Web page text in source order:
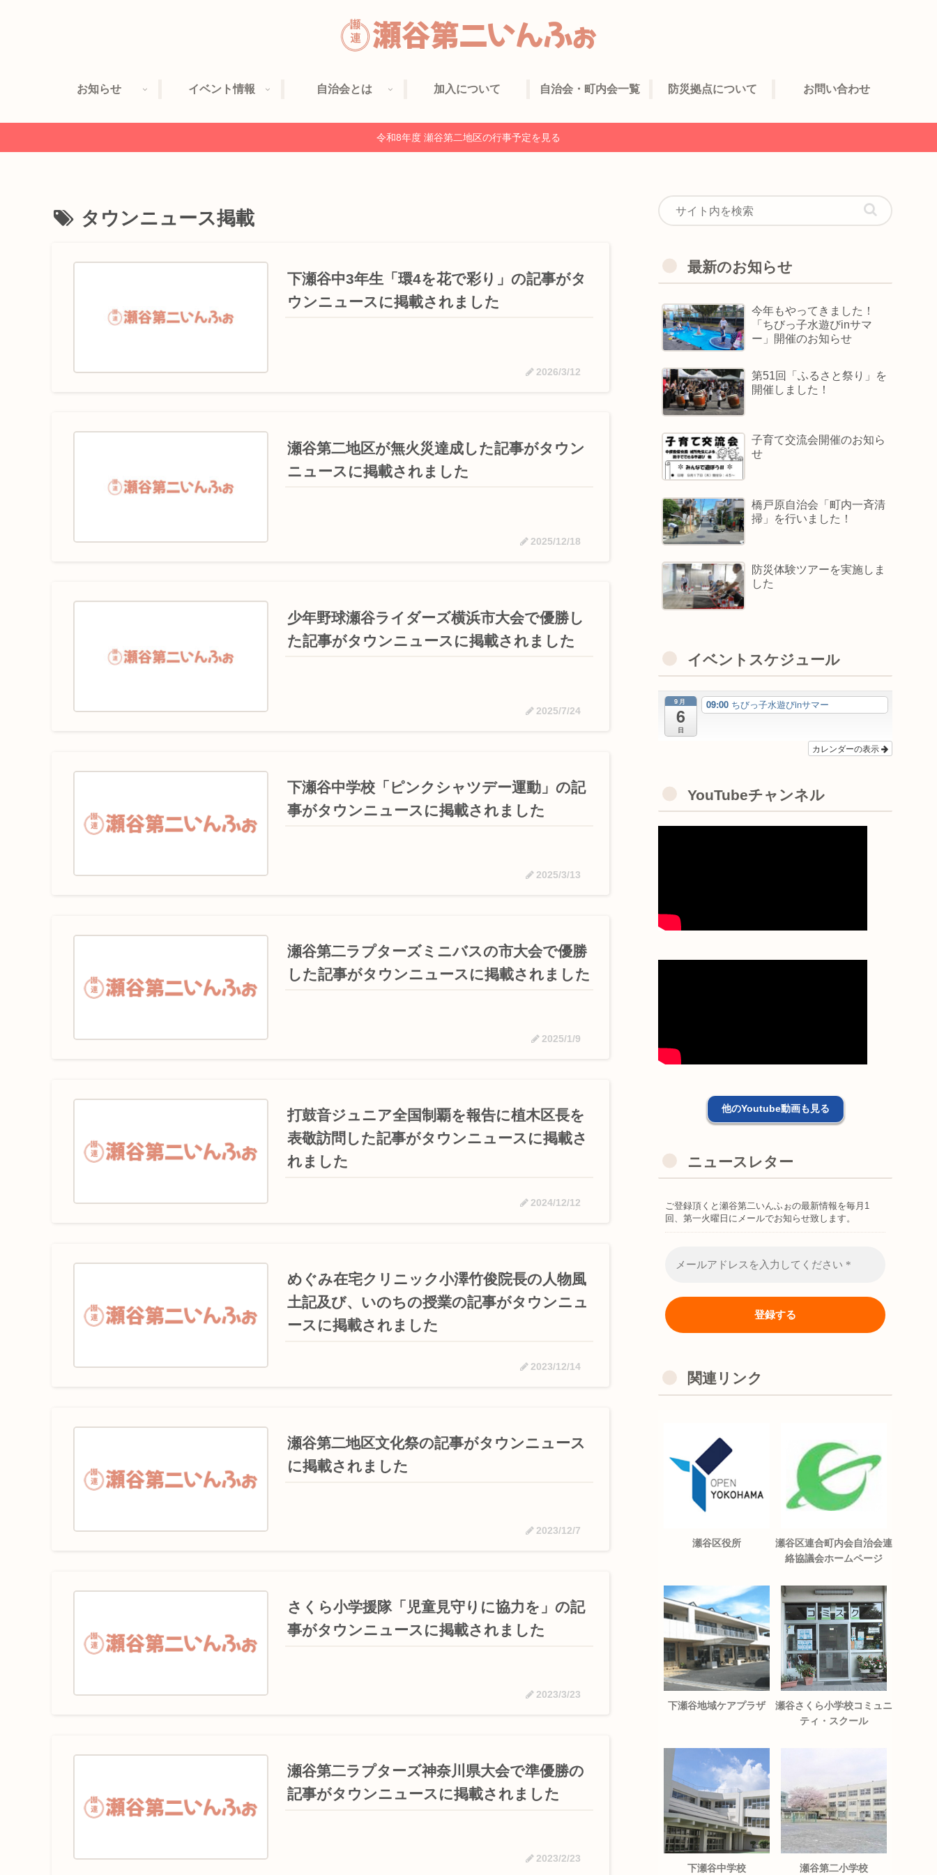
お知らせ イベント情報 自治会とは 加入について 自治会・町内会一覧 防災拠点について お問い合わせ
令和8年度 瀬谷第二地区の行事予定を見る
タウンニュース掲載
下瀬谷中3年生「環4を花で彩り」の記事がタ
ウンニュースに掲載されました
2026/3/12
瀬谷第二地区が無火災達成した記事がタウン
ニュースに掲載されました
2025/12/18
少年野球瀬谷ライダーズ横浜市大会で優勝し
た記事がタウンニュースに掲載されました
2025/7/24
下瀬谷中学校「ピンクシャツデー運動」の記
事がタウンニュースに掲載されました
2025/3/13
瀬谷第二ラプターズミニバスの市大会で優勝
した記事がタウンニュースに掲載されました
2025/1/9
打鼓音ジュニア全国制覇を報告に植木区長を
表敬訪問した記事がタウンニュースに掲載さ
れました
2024/12/12
めぐみ在宅クリニック小澤竹俊院長の人物風
土記及び、いのちの授業の記事がタウンニュ
ースに掲載されました
2023/12/14
瀬谷第二地区文化祭の記事がタウンニュース
に掲載されました
2023/12/7
さくら小学援隊「児童見守りに協力を」の記
事がタウンニュースに掲載されました
2023/3/23
瀬谷第二ラプターズ神奈川県大会で準優勝の
記事がタウンニュースに掲載されました
2023/2/23
最新のお知らせ
今年もやってきました！
「ちびっ子水遊びinサマ
ー」開催のお知らせ
第51回「ふるさと祭り」を
開催しました！
子育て交流会開催のお知ら
せ
橋戸原自治会「町内一斉清
掃」を行いました！
防災体験ツアーを実施しま
した
イベントスケジュール
9月
6
日
09:00 ちびっ子水遊びinサマー
カレンダーの表示
YouTubeチャンネル
他のYoutube動画も見る
ニュースレター
ご登録頂くと瀬谷第二いんふぉの最新情報を毎月1
回、第一火曜日にメールでお知らせ致します。
関連リンク
瀬谷区役所
瀬谷区連合町内会自治会連
絡協議会ホームページ
下瀬谷地域ケアプラザ
瀬谷さくら小学校コミュニ
ティ・スクール
下瀬谷中学校 瀬谷第二小学校